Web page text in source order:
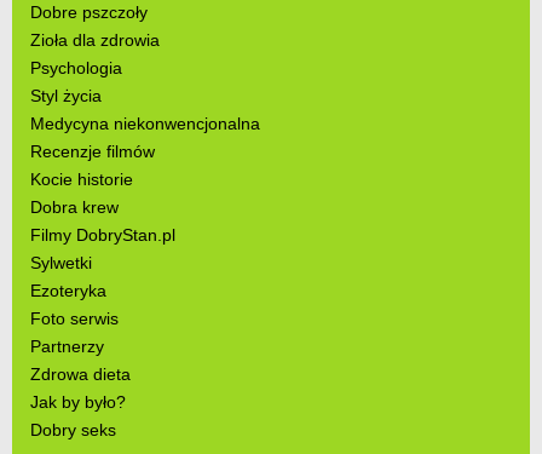
Dobre pszczoły
Zioła dla zdrowia
Psychologia
Styl życia
Medycyna niekonwencjonalna
Recenzje filmów
Kocie historie
Dobra krew
Filmy DobryStan.pl
Sylwetki
Ezoteryka
Foto serwis
Partnerzy
Zdrowa dieta
Jak by było?
Dobry seks